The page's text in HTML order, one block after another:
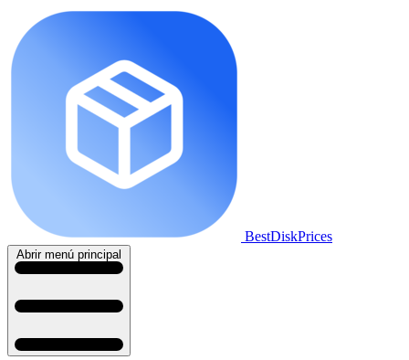
BestDiskPrices
Abrir menú principal